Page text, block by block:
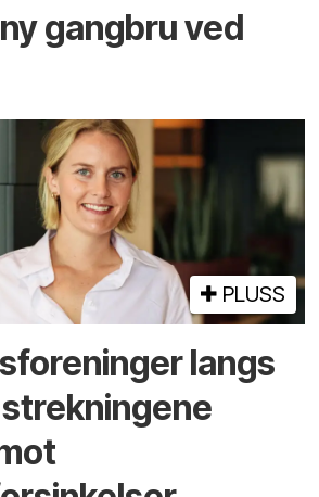
gangbru ved
PLUSS
langs